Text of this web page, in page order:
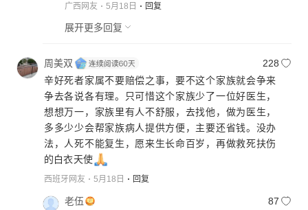
广西网友 5月18日 回复
展开更多回复
周美双
228
辛好死者家属不要赔偿之事，要不这个家族就会争来
争去各说各有理。只可惜这个家族少了一位好医生，
想想万一，家族里有人不舒服，去找他，做为医生，
多多少少会帮家族病人提供方便，主要还省钱。没办
法，人死不能复生，愿来生长命百岁，再做救死扶伤
的白衣天使
西班牙网友 5月18日 回复
老伍
87